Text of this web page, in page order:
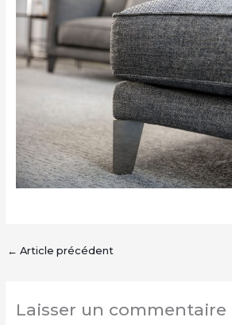
← Article précédent
Laisser un commentaire